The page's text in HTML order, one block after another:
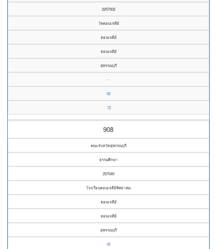
2257002
วัดดอนเจดีย์
ดอนเจดีย์
ดอนเจดีย์
สุพรรณบุรี
-
92
72
908
คณะจังหวัดสุพรรณบุรี
ธรรมศึกษา
257040
โรงเรียนดอนเจดีย์พิทยาคม
ดอนเจดีย์
ดอนเจดีย์
สุพรรณบุรี
42